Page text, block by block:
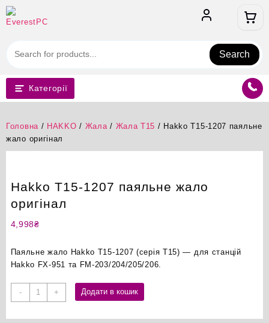
Перейти
до
Search
Категорії
Головна / HAKKO / Жала / Жала T15 / Hakko T15-1207 паяльне
жало оригінал
Hakko T15-1207 паяльне жало
оригінал
4,998₴
Паяльне жало Hakko T15-1207 (серія T15) — для станцій
Hakko FX-951 та FM-203/204/205/206.
-
Hakko
T15-
+ Додати в кошик